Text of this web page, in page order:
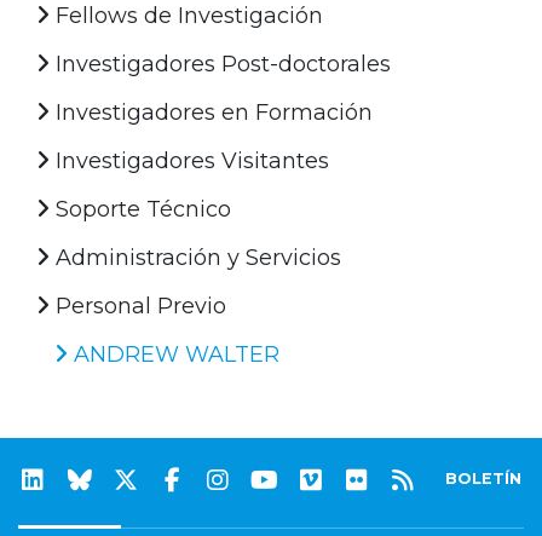
Fellows de Investigación
Investigadores Post-doctorales
Investigadores en Formación
Investigadores Visitantes
Soporte Técnico
Administración y Servicios
Personal Previo
ANDREW WALTER
BOLETÍN